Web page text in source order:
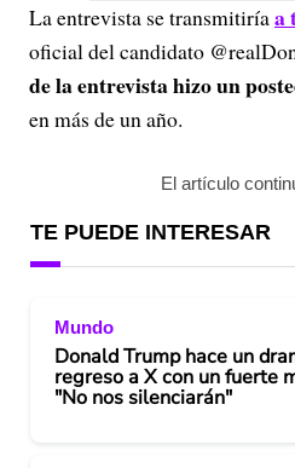
a
y
i
o
La entrevista se transmitiríaa
oficial del candidato
de la entrevista hizo un
en más de un año.
El artículo
TE PUEDE INTERESAR
Mundo
Donald Trump hace un
regreso a X con un fuerte
"No nos silenciarán"